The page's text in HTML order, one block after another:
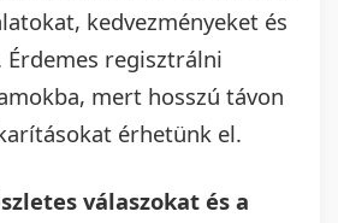
kedvezményeket és
Érdemes regisztrálni
mert hosszú távon
érhetünk el.
válaszokat és a